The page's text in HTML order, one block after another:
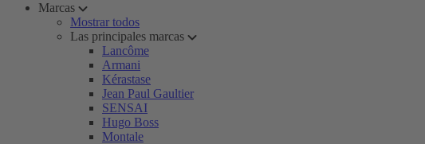
Marcas
Mostrar todos
Las principales marcas
Lancôme
Armani
Kérastase
Jean Paul Gaultier
SENSAI
Hugo Boss
Montale